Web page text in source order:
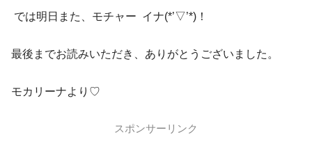
では明日また、モチャー イナ(*’▽’*)！
最後までお読みいただき、ありがとうございました。
モカリーナより♡
スポンサーリンク